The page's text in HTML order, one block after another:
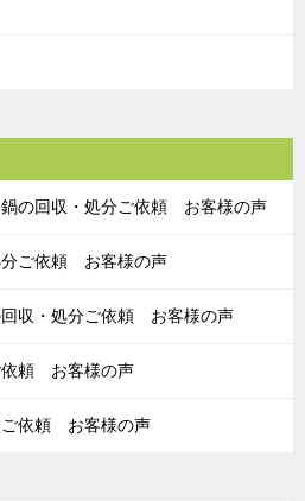
の回収・処分ご依頼 お客様の声
分ご依頼 お客様の声
収・処分ご依頼 お客様の声
依頼 お客様の声
ご依頼 お客様の声